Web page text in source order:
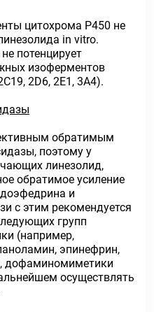
цитохрома Р450 не
in vitro.
потенцирует
изоферментов
2D6, 2Е1, 3А4).
обратимым
поэтому у
линезолид,
обратимое усиление
и
с этим рекомендуется
групп
(например,
эпинефрин,
дофаминомиметики
осуществлять